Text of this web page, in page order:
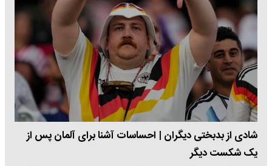
شادی از بدبختی دیگران | احساسات آشنا برای آلمان پس از
یک شکست دیگر